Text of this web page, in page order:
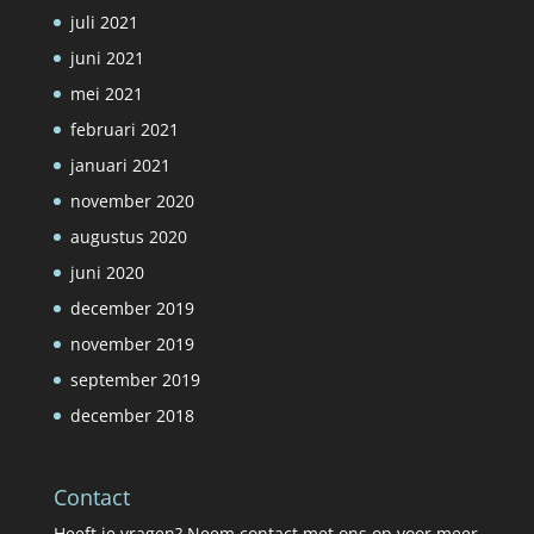
juli 2021
juni 2021
mei 2021
februari 2021
januari 2021
november 2020
augustus 2020
juni 2020
december 2019
november 2019
september 2019
december 2018
Contact